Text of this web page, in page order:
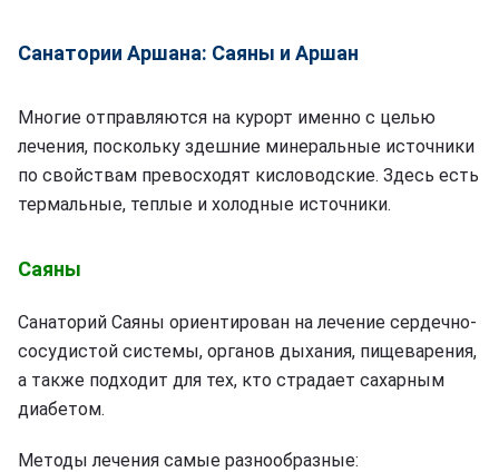
Санатории Аршана: Саяны и Аршан
Многие отправляются на курорт именно с целью
лечения, поскольку здешние минеральные источники
по свойствам превосходят кисловодские. Здесь есть
термальные, теплые и холодные источники.
Саяны
Санаторий Саяны ориентирован на лечение сердечно-
сосудистой системы, органов дыхания, пищеварения,
а также подходит для тех, кто страдает сахарным
диабетом.
Методы лечения самые разнообразные: